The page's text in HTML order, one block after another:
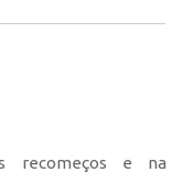
recomeços e na